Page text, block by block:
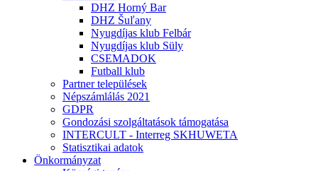
DHZ Horný Bar
DHZ Šuľany
Nyugdíjas klub Felbár
Nyugdíjas klub Süly
CSEMADOK
Futball klub
Partner települések
Népszámlálás 2021
GDPR
Gondozási szolgáltatások támogatása
INTERCULT - Interreg SKHUWETA
Statisztikai adatok
Önkormányzat